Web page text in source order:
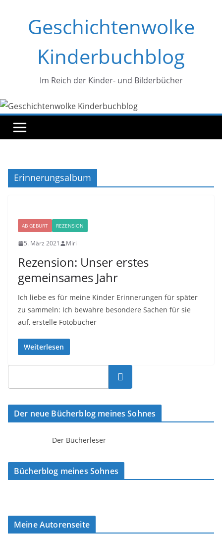
springenGeschichtenwolke
Kinderbuchblog
Im Reich der Kinder- und Bilderbücher
Erinnerungsalbum
AB GEBURT REZENSION
5. März 2021 Miri
Rezension: Unser erstes
gemeinsames Jahr
Ich liebe es für meine Kinder Erinnerungen für später
zu sammeln: Ich bewahre besondere Sachen für sie
auf, erstelle Fotobücher
Weiterlesen
Suchen
Der neue Bücherblog meines Sohnes
Der Bücherleser
Bücherblog meines Sohnes
Meine Autorenseite